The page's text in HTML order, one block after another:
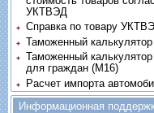
УКТВЭД
Справка по товару
Таможенный калькулятор
Таможенный калькулятор
для граждан (M16)
Расчет импорта
Информационная